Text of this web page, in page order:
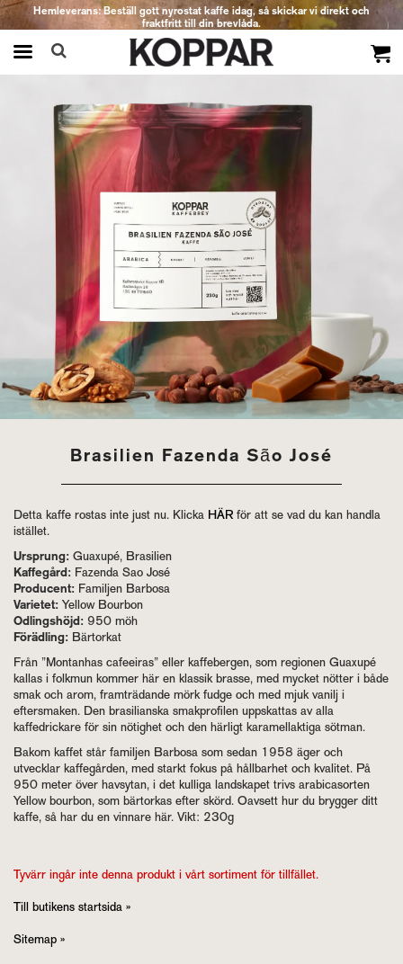
Hemleverans: Beställ gott nyrostat kaffe idag, så skickar vi direkt och
fraktfritt till din brevlåda.
Brasilien Fazenda São José
Detta kaffe rostas inte just nu. Klicka HÄR för att se vad du kan handla
istället.
Ursprung: Guaxupé, Brasilien
Kaffegård: Fazenda Sao José
Producent: Familjen Barbosa
Varietet: Yellow Bourbon
Odlingshöjd: 950 möh
Förädling: Bärtorkat
Från ”Montanhas cafeeiras” eller kaffebergen, som regionen Guaxupé
kallas i folkmun kommer här en klassik brasse, med mycket nötter i både
smak och arom, framträdande mörk fudge och med mjuk vanilj i
eftersmaken. Den brasilianska smakprofilen uppskattas av alla
kaffedrickare för sin nötighet och den härligt karamellaktiga sötman.
Bakom kaffet står familjen Barbosa som sedan 1958 äger och
utvecklar kaffegården, med starkt fokus på hållbarhet och kvalitet. På
950 meter över havsytan, i det kulliga landskapet trivs arabicasorten
Yellow bourbon, som bärtorkas efter skörd. Oavsett hur du brygger ditt
kaffe, så har du en vinnare här. Vikt: 230g
Tyvärr ingår inte denna produkt i vårt sortiment för tillfället.
Till butikens startsida »
Sitemap »